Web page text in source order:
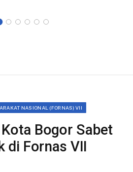
NASIONAL (FORNAS) VII
Bogor Sabet
di Fornas VII